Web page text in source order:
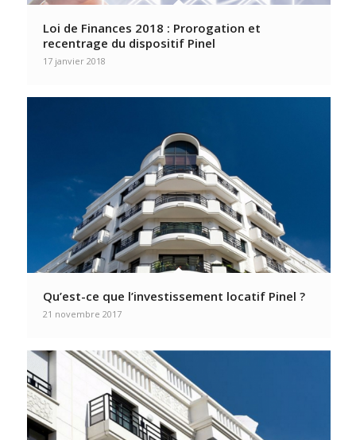
Loi de Finances 2018 : Prorogation et
recentrage du dispositif Pinel
17 janvier 2018
Qu’est-ce que l’investissement locatif Pinel ?
21 novembre 2017